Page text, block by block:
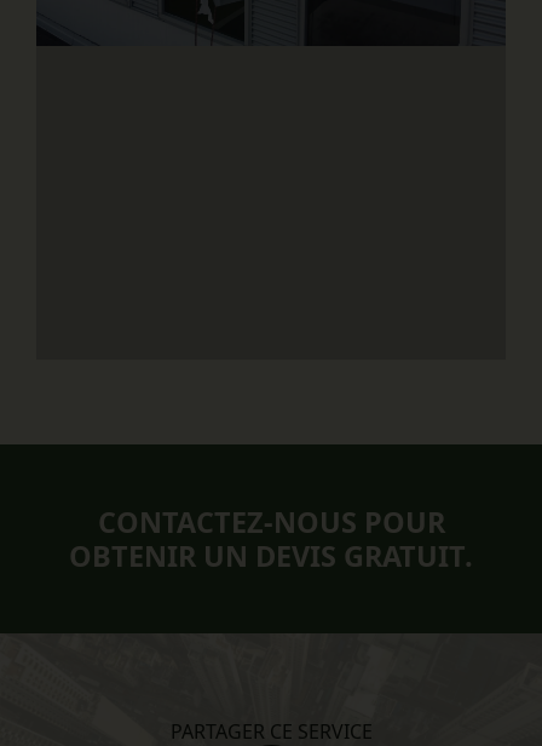
CONTACTEZ-NOUS POUR
OBTENIR UN DEVIS GRATUIT.
PARTAGER CE SERVICE